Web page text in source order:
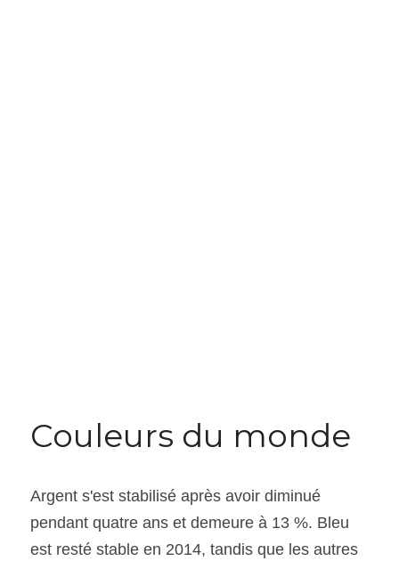
Couleurs du monde
Argent s'est stabilisé après avoir diminué
pendant quatre ans et demeure à 13 %. Bleu
est resté stable en 2014, tandis que les autres